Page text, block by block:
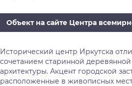
Объект на сайте Центра
Исторический центр Иркутска
сочетанием старинной
архитектуры. Акцент городской
расположенные в живописных